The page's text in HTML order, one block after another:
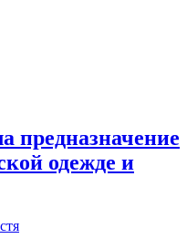
предназначение
одежде и